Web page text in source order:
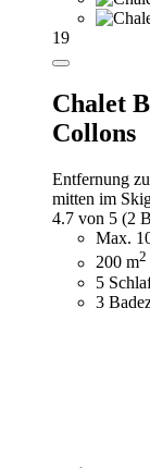
19
Chalet
Collons
Entfernung
mitten im
4.7 von 5 (2
Max.
200 m2
5
3